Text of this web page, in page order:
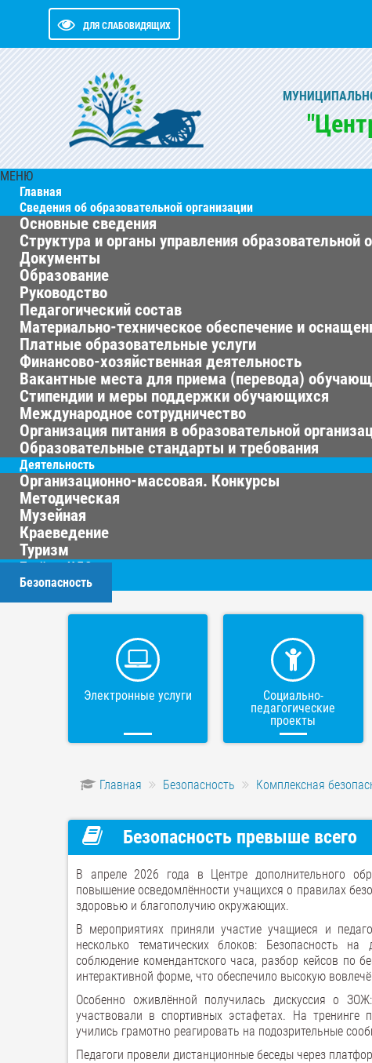
ДЛЯ СЛАБОВИДЯЩИХ
МЕНЮ
Главная
Сведения об образовательной организации
Основные сведения
Структура и органы управления образовательной
Документы
Образование
Руководство
Педагогический состав
Материально-техническое обеспечение и
Платные образовательные услуги
Финансово-хозяйственная деятельность
Вакантные места для приема (перевода)
Стипендии и меры поддержки обучающихся
Международное сотрудничество
Организация питания в образовательной
Образовательные стандарты и требования
Деятельность
Организационно-массовая. Конкурсы
Методическая
Музейная
Краеведение
Туризм
Приём в ЦДО
Безопасность
Электронные услуги
Социально-
педагогические
проекты
Главная Безопасность Комплексная
Безопасность превыше всего
В апреле 2026 года в Центре дополнительного
повышение осведомлённости учащихся о правилах
здоровью и благополучию окружающих.
В мероприятиях приняли участие учащиеся и
несколько тематических блоков: Безопасность
соблюдение комендантского часа, разбор кейсов по
интерактивной форме, что обеспечило высокую
Особенно оживлённой получилась дискуссия о
участвовали в спортивных эстафетах. На
учились грамотно реагировать на подозрительные
Педагоги провели дистанционные беседы через